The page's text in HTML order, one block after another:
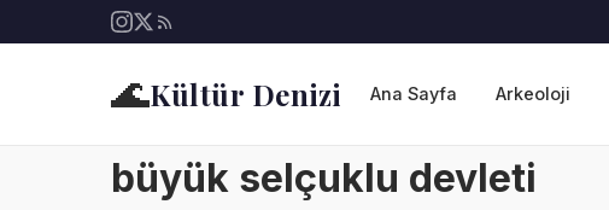
🌊Kültür Denizi Ana Sayfa Arkeoloji
büyük selçuklu devleti